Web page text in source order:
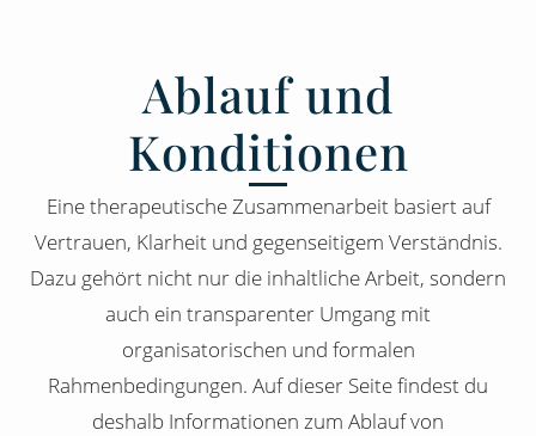
Ablauf und
Konditionen
Eine therapeutische Zusammenarbeit basiert auf
Vertrauen, Klarheit und gegenseitigem Verständnis.
Dazu gehört nicht nur die inhaltliche Arbeit, sondern
auch ein transparenter Umgang mit
organisatorischen und formalen
Rahmenbedingungen. Auf dieser Seite findest du
deshalb Informationen zum Ablauf von